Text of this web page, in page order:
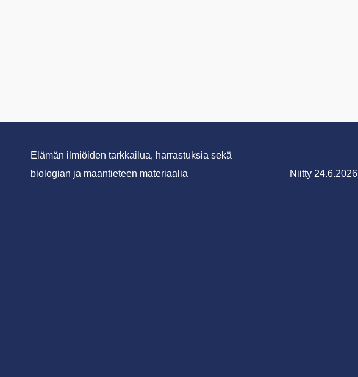
Elämän ilmiöiden tarkkailua, harrastuksia sekä
biologian ja maantieteen materiaalia
Niitty 24.6.2026